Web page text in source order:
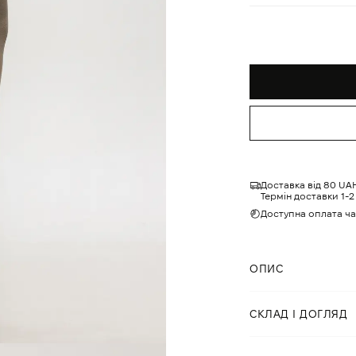
Доставка від 80
Термін доставки 1-2
Доступна оплата
ОПИС
з м'якого та
СКЛАД І ДОГЛЯД